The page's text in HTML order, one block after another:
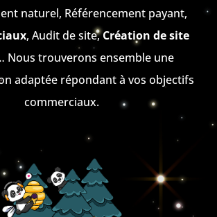
naturel, Référencement payant,
, Audit de site,Création de site
Nous trouverons ensemble une
adaptée répondant à vos objectifs
commerciaux.